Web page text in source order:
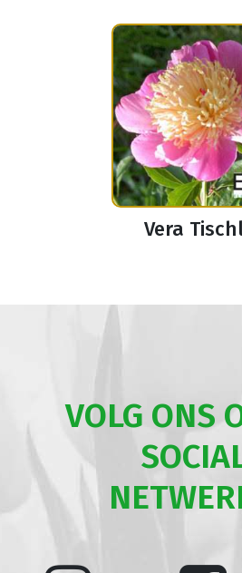
Vera
VOLG ONS